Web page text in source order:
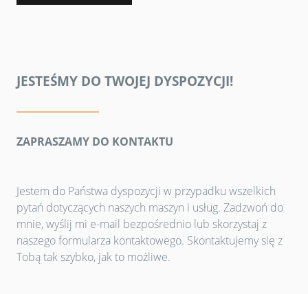
JESTEŚMY DO TWOJEJ DYSPOZYCJI!
ZAPRASZAMY DO KONTAKTU
Jestem do Państwa dyspozycji w przypadku wszelkich
pytań dotyczących naszych maszyn i usług. Zadzwoń do
mnie, wyślij mi e-mail bezpośrednio lub skorzystaj z
naszego formularza kontaktowego. Skontaktujemy się z
Tobą tak szybko, jak to możliwe.